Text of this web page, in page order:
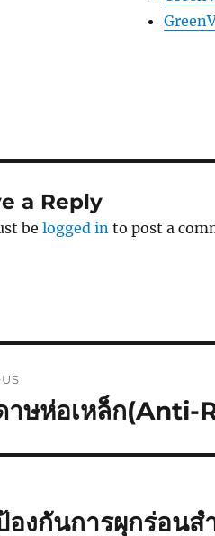
a Reply
belogged in to post a
าษห่อเหล็ก
องกันการผุกร่อน